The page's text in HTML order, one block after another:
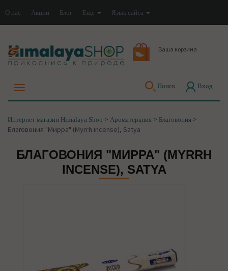
О нас Акции Блог Еще Язык сайта
Ваша корзина
Поиск Вход
Интернет магазин Himalaya Shop > Ароматерапия > Благовония >
Благовония "Мирра" (Myrrh incense), Satya
БЛАГОВОНИЯ "МИРРА" (MYRRH
INCENSE), SATYA